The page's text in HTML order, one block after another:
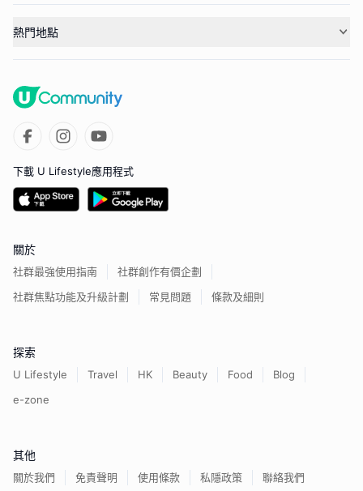
熱門地點
下載 U Lifestyle應用程式
關於
社群最強使用指南
社群創作有價企劃
社群焦點功能及升級計劃
常見問題 條款及細則
探索
U Lifestyle Travel HK Beauty Food
Blog
e-zone
其他
關於我們 免責聲明 使用條款 私隱政策 聯絡我們